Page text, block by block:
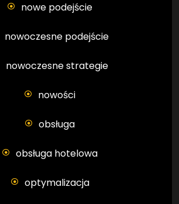
nowe podejście
nowoczesne podejście
nowoczesne strategie
nowości
obsługa
obsługa hotelowa
optymalizacja